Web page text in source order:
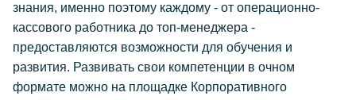
знания, именно поэтому каждому - от операционно-
кассового работника до топ-менеджера -
предоставляются возможности для обучения и
развития. Развивать свои компетенции в очном
формате можно на площадке Корпоративного